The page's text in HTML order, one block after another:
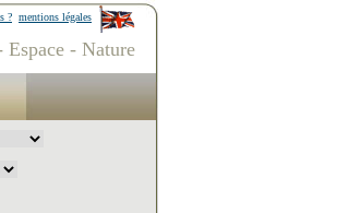
mentions légales
?
- Nature